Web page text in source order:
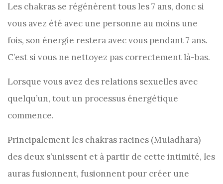
Les chakras se régénèrent tous les 7 ans, donc si
vous avez été avec une personne au moins une
fois, son énergie restera avec vous pendant 7 ans.
C’est si vous ne nettoyez pas correctement là-bas.
Lorsque vous avez des relations sexuelles avec
quelqu’un, tout un processus énergétique
commence.
Principalement les chakras racines (Muladhara)
des deux s’unissent et à partir de cette intimité, les
auras fusionnent, fusionnent pour créer une